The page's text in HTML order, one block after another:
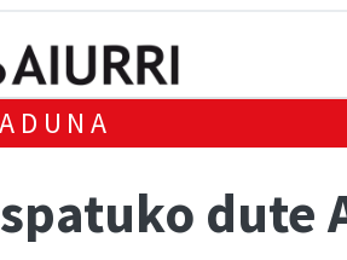
ADUNA
dute